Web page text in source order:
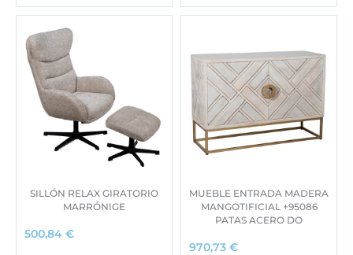
SILLÓN RELAX GIRATORIO
MARRÓNIGE
500,84 €
MUEBLE ENTRADA MADERA
MANGOTIFICIAL +95086
PATAS ACERO DO
970,73 €